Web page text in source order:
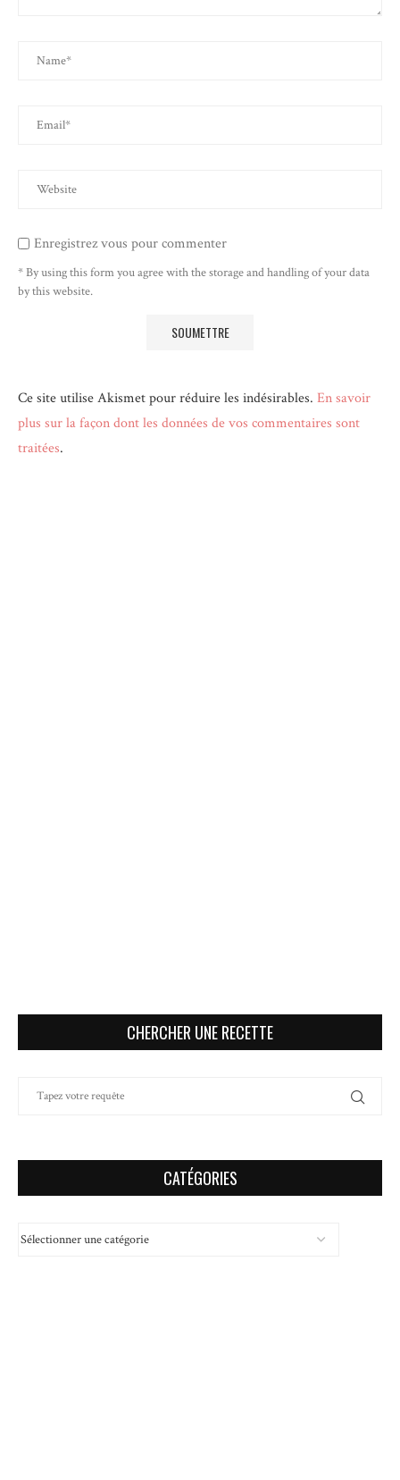
Enregistrez vous pour commenter
* By using this form you agree with the storage and handling of your data
by this website.
Ce site utilise Akismet pour réduire les indésirables. En savoir
plus sur la façon dont les données de vos commentaires sont
traitées.
CHERCHER UNE RECETTE
CATÉGORIES